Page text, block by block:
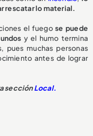
rescatar lo material.
el fuegose puede
y el humo termina
pues muchas personas
antes de lograr
secciónLocal.